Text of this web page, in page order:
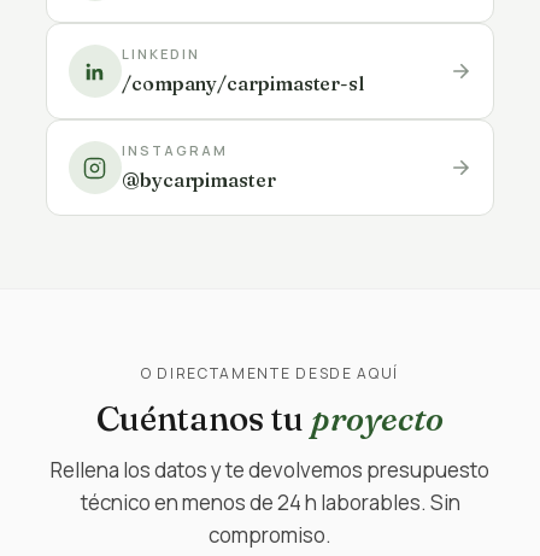
LINKEDIN
/company/carpimaster-sl
INSTAGRAM
@bycarpimaster
O DIRECTAMENTE DESDE AQUÍ
Cuéntanos tu proyecto
Rellena los datos y te devolvemos presupuesto
técnico en menos de 24 h laborables. Sin
compromiso.